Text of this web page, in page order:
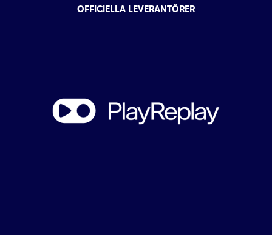
OFFICIELLA LEVERANTÖRER